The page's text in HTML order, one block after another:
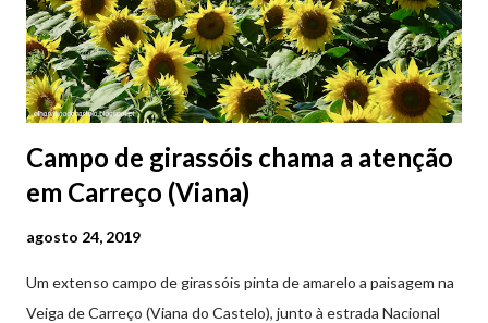
Campo de girassóis chama a atenção
em Carreço (Viana)
agosto 24, 2019
Um extenso campo de girassóis pinta de amarelo a paisagem na
Veiga de Carreço (Viana do Castelo), junto à estrada Nacional